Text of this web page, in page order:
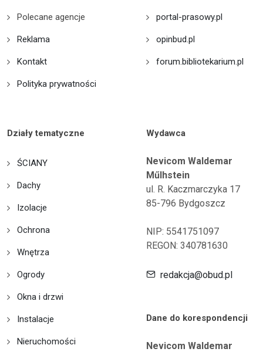
Polecane agencje
Reklama
Kontakt
Polityka prywatności
portal-prasowy.pl
opinbud.pl
forum.bibliotekarium.pl
Działy tematyczne
ŚCIANY
Dachy
Izolacje
Ochrona
Wnętrza
Ogrody
Okna i drzwi
Instalacje
Nieruchomości
Wydawca
Nevicom Waldemar
Műlhstein
ul. R. Kaczmarczyka 17
85-796 Bydgoszcz
NIP: 5541751097
REGON: 340781630
redakcja@obud.pl
Dane do korespondencji
Nevicom Waldemar